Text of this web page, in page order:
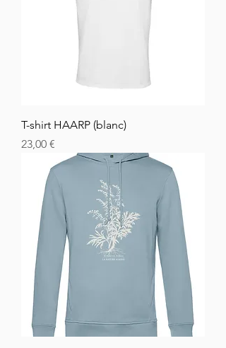
T-shirt HAARP (blanc)
Cena
23,00 €